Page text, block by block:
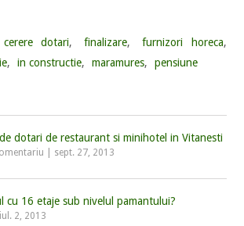
cerere dotari, finalizare, furnizori horeca,
, in constructie, maramures, pensiune
dotari de restaurant si minihotel in Vitanesti
sept. 27, 2013
cu 16 etaje sub nivelul pamantului?
iul. 2, 2013